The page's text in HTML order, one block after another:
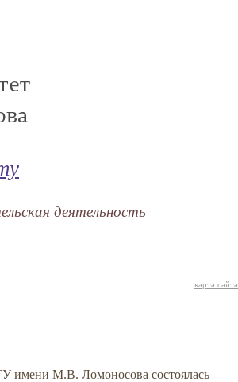
деятельность
карта сайта
имени М.В. Ломоносова состоялась